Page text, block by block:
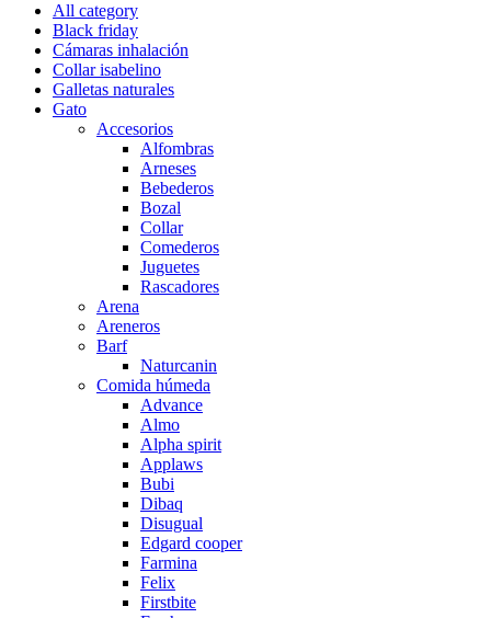
All category
Black friday
Cámaras inhalación
Collar isabelino
Galletas naturales
Gato
Accesorios
Alfombras
Arneses
Bebederos
Bozal
Collar
Comederos
Juguetes
Rascadores
Arena
Areneros
Barf
Naturcanin
Comida húmeda
Advance
Almo
Alpha spirit
Applaws
Bubi
Dibaq
Disugual
Edgard cooper
Farmina
Felix
Firstbite